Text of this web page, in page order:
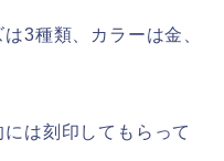
3種類、カラーは金、
は刻印してもらって